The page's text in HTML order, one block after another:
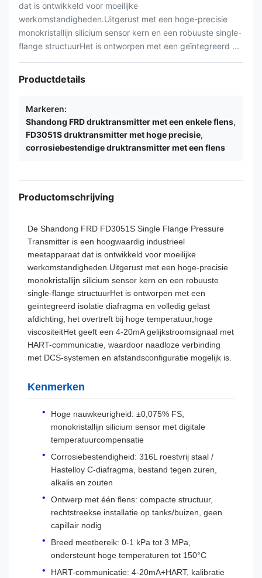
dat is ontwikkeld voor moeilijke
werkomstandigheden.Uitgerust met een hoge-precisie
monokristallijn silicium sensor kern en een robuuste single-
flange structuurHet is ontworpen met een geïntegreerd ...
Productdetails
Markeren:
Shandong FRD druktransmitter met een enkele flens,
FD3051S druktransmitter met hoge precisie,
corrosiebestendige druktransmitter met een flens
Productomschrijving
De Shandong FRD FD3051S Single Flange Pressure
Transmitter is een hoogwaardig industrieel
meetapparaat dat is ontwikkeld voor moeilijke
werkomstandigheden.Uitgerust met een hoge-precisie
monokristallijn silicium sensor kern en een robuuste
single-flange structuurHet is ontworpen met een
geïntegreerd isolatie diafragma en volledig gelast
afdichting, het overtreft bij hoge temperatuur,hoge
viscositeitHet geeft een 4-20mA gelijkstroomsignaal met
HART-communicatie, waardoor naadloze verbinding
met DCS-systemen en afstandsconfiguratie mogelijk is.
Kenmerken
Hoge nauwkeurigheid: ±0,075% FS,
monokristallijn silicium sensor met digitale
temperatuurcompensatie
Corrosiebestendigheid: 316L roestvrij staal /
Hastelloy C-diafragma, bestand tegen zuren,
alkalis en zouten
Ontwerp met één flens: compacte structuur,
rechtstreekse installatie op tanks/buizen, geen
capillair nodig
Breed meetbereik: 0-1 kPa tot 3 MPa,
ondersteunt hoge temperaturen tot 150°C
HART-communicatie: 4-20mA+HART, kalibratie